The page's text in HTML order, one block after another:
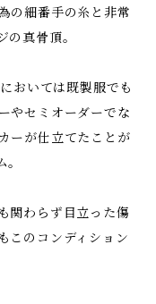
の細番手の糸と非常
真骨頂。
おいては既製服でも
やセミオーダーでな
ーが仕立てたことが
関わらず目立った傷
このコンディション